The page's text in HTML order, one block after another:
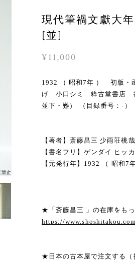
現代筆禍文獻
[並]
¥11,000
1932 （ 昭和7年 ） 初版・
げ 小口シミ 粋古堂書店
並下・難) （目録番号：-）
【著者】斎藤昌三 少雨荘桃哉
【書名フリ】ゲンダイ ヒッ
【元発行年】1932 （ 昭和7年
★「斎藤昌三 」の在庫をも
https://
★日本の古本屋で注文する（